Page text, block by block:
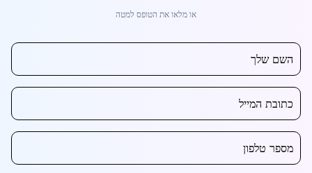
או מלאו את הטופס למטה